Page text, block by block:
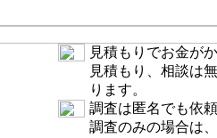
見積もりでお金が
見積もり、相談は
ります。
調査は匿名でも依
調査のみの場合は